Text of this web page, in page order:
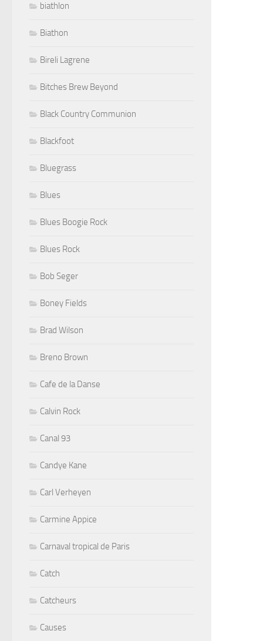
biathlon
Biathon
Bireli Lagrene
Bitches Brew Beyond
Black Country Communion
Blackfoot
Bluegrass
Blues
Blues Boogie Rock
Blues Rock
Bob Seger
Boney Fields
Brad Wilson
Breno Brown
Cafe de la Danse
Calvin Rock
Canal 93
Candye Kane
Carl Verheyen
Carmine Appice
Carnaval tropical de Paris
Catch
Catcheurs
Causes